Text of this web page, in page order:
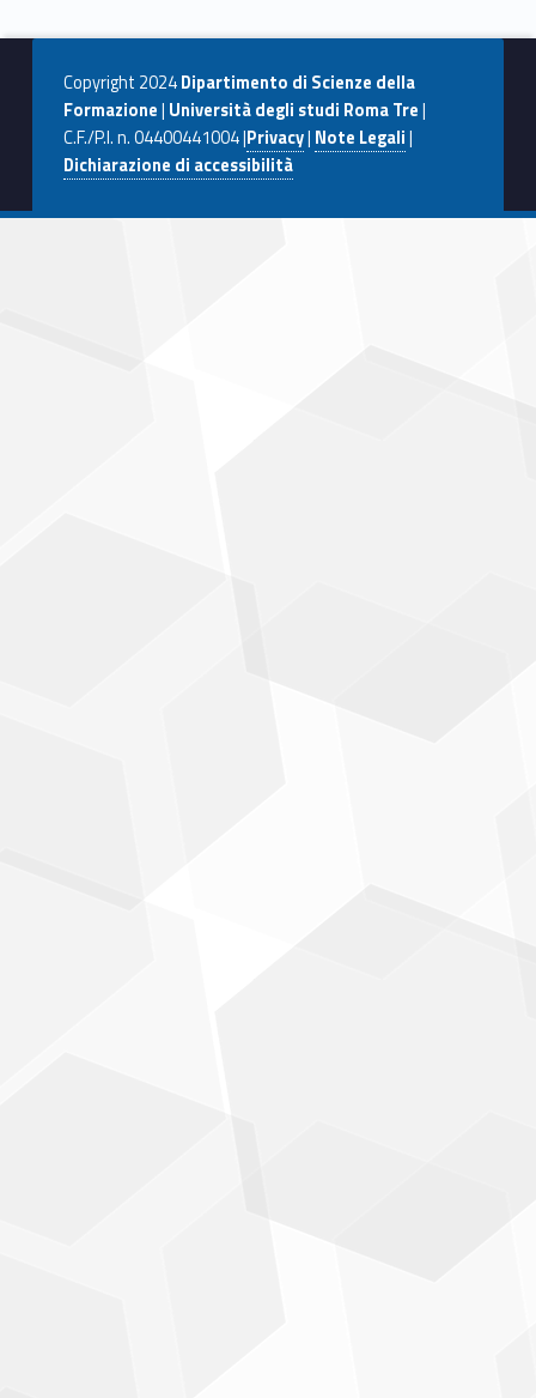
o
o
k
o
n
vi
di
Copyright 2024Dipartimento di Scienze della
Formazione| Università degli studi Roma Tre|
C.F./P.I. n. 04400441004 |Privacy| Note Legali|
Dichiarazione di accessibilità